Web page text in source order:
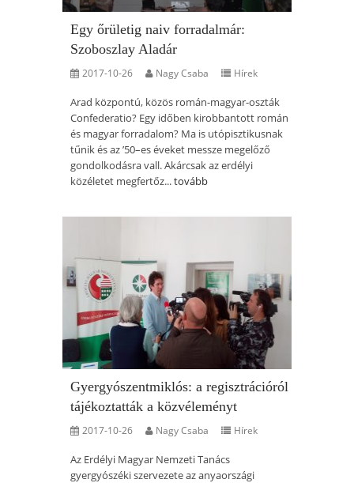
Egy őrületig naiv forradalmár:
Szoboszlay Aladár
2017-10-26 Nagy Csaba Hírek
Arad központú, közös román-magyar-oszták
Confederatio? Egy időben kirobbantott román
és magyar forradalom? Ma is utópisztikusnak
tűnik és az ’50–es éveket messze megelőző
gondolkodásra vall. Akárcsak az erdélyi
közéletet megfertőz...tovább
Gyergyószentmiklós: a regisztrációról
tájékoztatták a közvéleményt
2017-10-26 Nagy Csaba Hírek
Az Erdélyi Magyar Nemzeti Tanács
gyergyószéki szervezete az anyaországi